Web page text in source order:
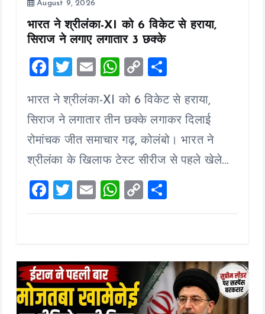
August 9, 2026
भारत ने श्रीलंका-XI को 6 विकेट से हराया,
सिराज ने लगाए लगातार 3 छक्के
F
ce
b
o
o
k
T
tt
er
E
ai
l
W
at
s
A
p
p
C
p
y
Li
n
k
a
re
भारत ने श्रीलंका-XI को 6 विकेट से हराया,
सिराज ने लगातार तीन छक्के लगाकर दिलाई
रोमांचक जीत समाचार गढ़, कोलंबो। भारत ने
श्रीलंका के खिलाफ टेस्ट सीरीज से पहले खेले…
F
a
o
o
k
T
wi
E
m
W
h
A
p
p
C
o
Li
n
k
h